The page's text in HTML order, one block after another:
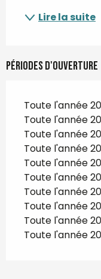
Lire la suite
Périodes d'ouverture
Toute l'année
Toute l'année
Toute l'année
Toute l'année
Toute l'année
Toute l'année
Toute l'année
Toute l'année
Toute l'année
Toute l'année